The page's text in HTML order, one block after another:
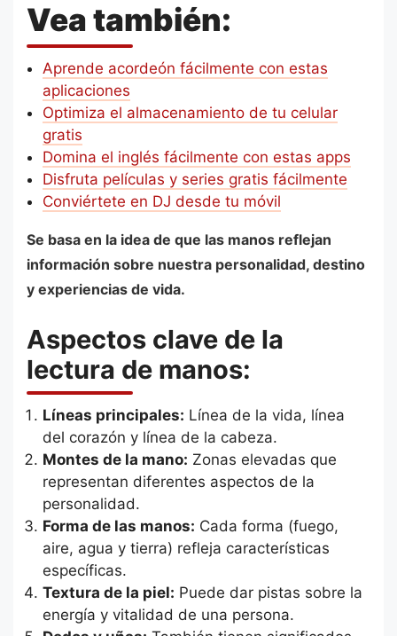
Vea también:
Aprende acordeón fácilmente con estas
aplicaciones
Optimiza el almacenamiento de tu celular
gratis
Domina el inglés fácilmente con estas apps
Disfruta películas y series gratis fácilmente
Conviértete en DJ desde tu móvil
Se basa en la idea de que las manos reflejan
información sobre nuestra personalidad, destino
y experiencias de vida.
Aspectos clave de la
lectura de manos:
Líneas principales: Línea de la vida, línea
del corazón y línea de la cabeza.
Montes de la mano: Zonas elevadas que
representan diferentes aspectos de la
personalidad.
Forma de las manos: Cada forma (fuego,
aire, agua y tierra) refleja características
específicas.
Textura de la piel: Puede dar pistas sobre la
energía y vitalidad de una persona.